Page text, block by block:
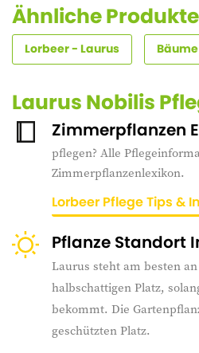
Ähnliche Produkte
Lorbeer - Laurus Bäume
Laurus Nobilis
Zimmerpflanzen
pflegen? Alle
Zimmerpflanzenlexikon.
Lorbeer Pflege Tips &
Pflanze Standort
Laurus steht am besten
halbschattigen Platz,
bekommt. Die
geschützten Platz.